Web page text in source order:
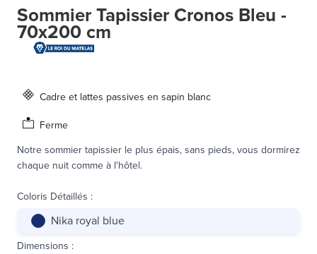
Sommier Tapissier Cronos Bleu -
70x200 cm
Cadre et lattes passives en sapin blanc
Ferme
Notre sommier tapissier le plus épais, sans pieds, vous dormirez
chaque nuit comme à l'hôtel.
Coloris Détaillés :
Nika royal blue
Dimensions :